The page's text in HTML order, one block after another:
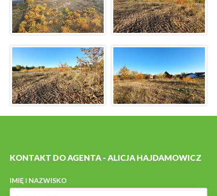
KONTAKT DO AGENTA - ALICJA HAJDAMOWICZ
IMIĘ I NAZWISKO